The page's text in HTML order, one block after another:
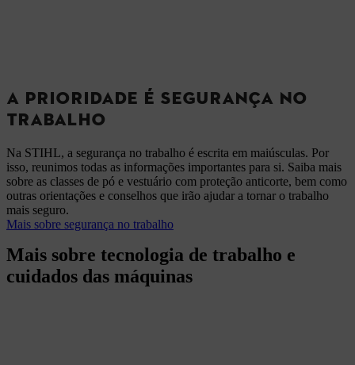
A PRIORIDADE É SEGURANÇA NO
TRABALHO
Na STIHL, a segurança no trabalho é escrita em maiúsculas. Por
isso, reunimos todas as informações importantes para si. Saiba mais
sobre as classes de pó e vestuário com proteção anticorte, bem como
outras orientações e conselhos que irão ajudar a tornar o trabalho
mais seguro.
Mais sobre segurança no trabalho
Mais sobre tecnologia de trabalho e
cuidados das máquinas